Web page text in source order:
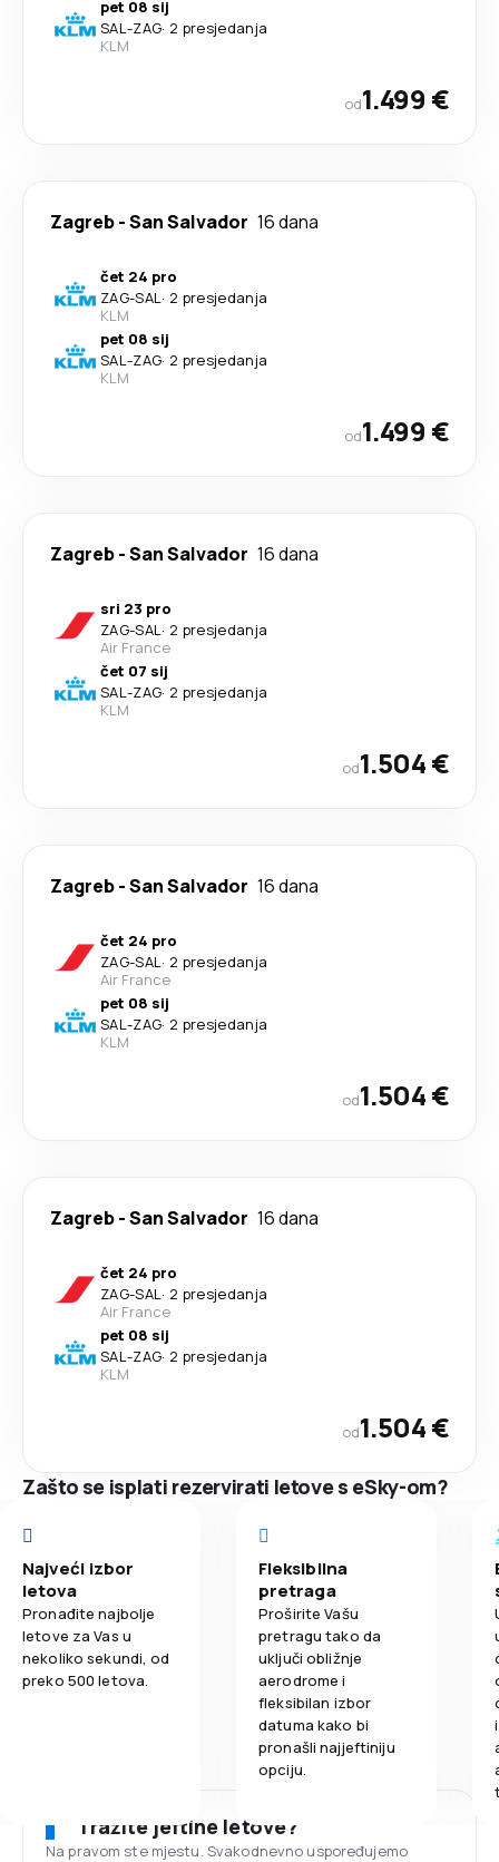
pet 08 sij
SAL-ZAG· 2 presjedanja
KLM
od1.499 €
Zagreb-San Salvador 16 dana
čet 24 pro
ZAG-SAL· 2 presjedanja
KLM
pet 08 sij
SAL-ZAG· 2 presjedanja
KLM
od1.499 €
Zagreb-San Salvador 16 dana
sri 23 pro
ZAG-SAL· 2 presjedanja
Air France
čet 07 sij
SAL-ZAG· 2 presjedanja
KLM
od1.504 €
Zagreb-San Salvador 16 dana
čet 24 pro
ZAG-SAL· 2 presjedanja
Air France
pet 08 sij
SAL-ZAG· 2 presjedanja
KLM
od1.504 €
Zagreb-San Salvador 16 dana
čet 24 pro
ZAG-SAL· 2 presjedanja
Air France
pet 08 sij
SAL-ZAG· 2 presjedanja
KLM
od1.504 €
Zašto se isplati rezervirati letove s eSky-om?
Najveći izbor
letova
Pronađite najbolje
letove za Vas u
nekoliko sekundi, od
preko 500 letova.
Fleksibilna
pretraga
Proširite Vašu
pretragu tako da
uključi obližnje
aerodrome i
fleksibilan izbor
datuma kako bi
pronašli najjeftiniju
opciju.
Tražite jeftine letove?
Na pravom ste mjestu. Svakodnevno uspoređujemo